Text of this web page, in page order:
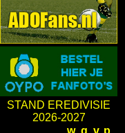
STAND EREDIVISIE
2026-2027